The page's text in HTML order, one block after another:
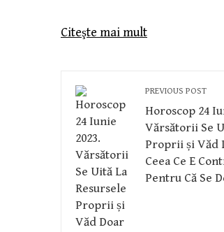
Citeşte mai mult
PREVIOUS POST
Horoscop 24
Vărsătorii Se
Proprii și Văd
Ceea Ce E
Pentru Că Se